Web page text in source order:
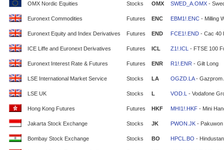
OMX Nordic Equities Stocks OMX SWED_A.OMX -
Euronext Commodities Futures ENC EBM1!.ENC - Milling
Euronext Equity and Index Derivatives Futures END FCE1!.END - Cac 40
ICE Liffe and Euronext Derivatives Futures ICL Z1!.ICL - FTSE 100
Euronext Interest Rate & Futures Futures ENR R1!.ENR - Gilt Long
LSE International Market Service Stocks LA OGZD.LA- Gazprom
LSE UK Stocks L VOD.L - Vodafone
Hong Kong Futures Futures HKF MHI1!.HKF - Mini
Jakarta Stock Exchange Stocks JK PWON.JK -
Bombay Stock Exchange Stocks BO HPCL.BO -